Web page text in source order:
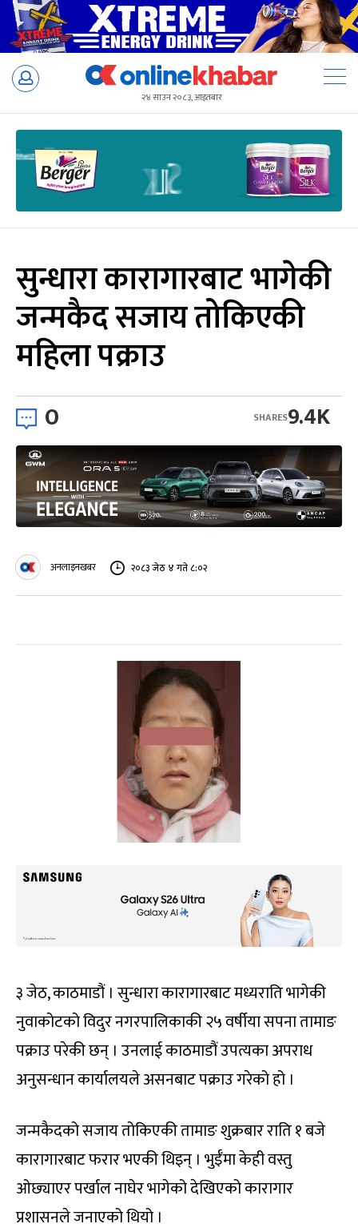
Skip
२४ साउन २०८३, आइतबार
सुन्धारा कारागारबाट भागेकी
जन्मकैद सजाय तोकिएकी
महिला पक्राउ
0 9.4K
SHARES
अनलाइनखबर २०८३ जेठ ४ गते ८:०२
३ जेठ, काठमाडौं । सुन्धारा कारागारबाट मध्यराति भागेकी
नुवाकोटको विदुर नगरपालिकाकी २५ वर्षीया सपना तामाङ
पक्राउ परेकी छन् । उनलाई काठमाडौं उपत्यका अपराध
अनुसन्धान कार्यालयले असनबाट पक्राउ गरेको हो ।
जन्मकैदको सजाय तोकिएकी तामाङ शुक्रबार राति १ बजे
कारागारबाट फरार भएकी थिइन् । भुईँमा केही वस्तु
ओछ्याएर पर्खाल नाघेर भागेको देखिएको कारागार
प्रशासनले जनाएको थियो ।